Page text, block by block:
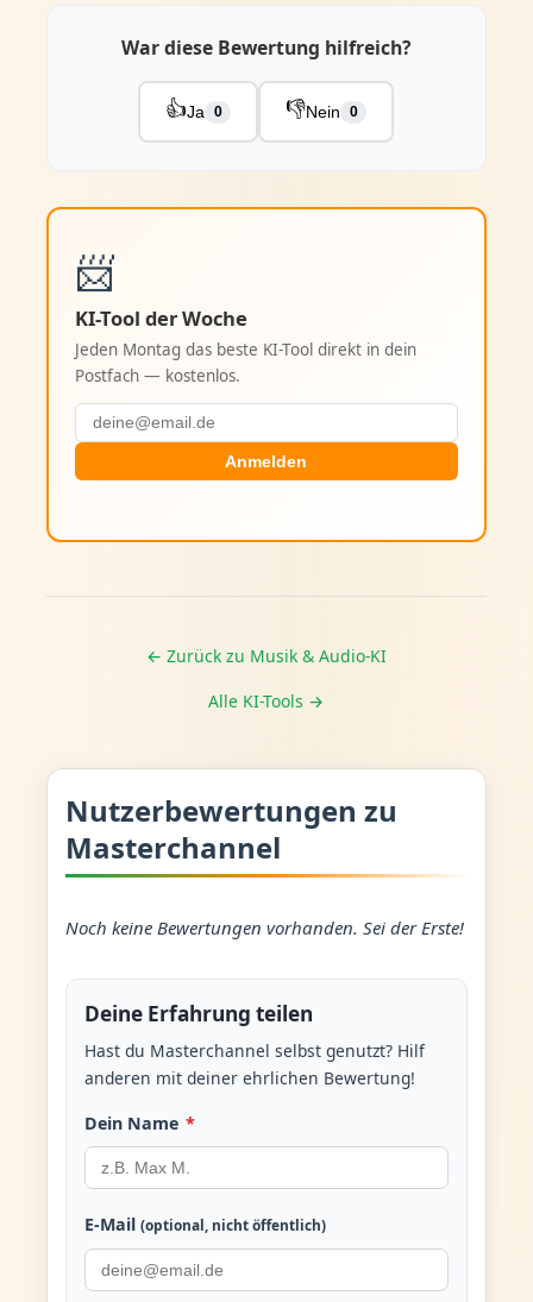
War diese Bewertung hilfreich?
👍Ja 0 👎Nein 0
📨
KI-Tool der Woche
Jeden Montag das beste KI-Tool direkt in dein
Postfach — kostenlos.
Anmelden
← Zurück zu Musik & Audio-KI
Alle KI-Tools →
Nutzerbewertungen zu
Masterchannel
Noch keine Bewertungen vorhanden. Sei der Erste!
Deine Erfahrung teilen
Hast du Masterchannel selbst genutzt? Hilf
anderen mit deiner ehrlichen Bewertung!
Dein Name *
E-Mail (optional, nicht öffentlich)